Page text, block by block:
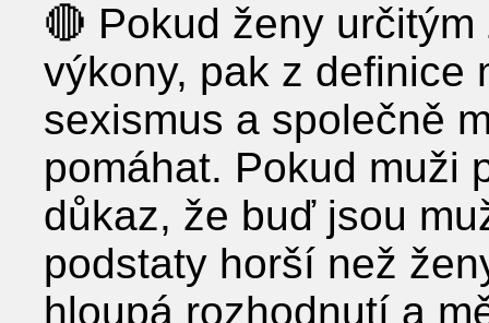
🔴 Pokud ženy
výkony, pak z definice
sexismus a společně
pomáhat. Pokud muži
důkaz, že buď jsou
podstaty horší než
hloupá rozhodnutí a